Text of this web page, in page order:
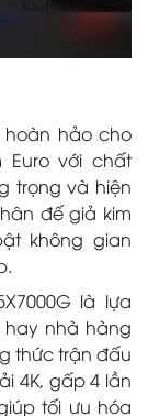
hoàn hảo cho
Euro với chất
trọng và hiện
đế giả kim
không gian
là lựa
nhà hàng
thức trận đấu
4K, gấp 4 lần
tối ưu hóa